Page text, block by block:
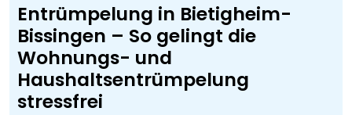
Entrümpelung in Bietigheim-
Bissingen – So gelingt die
Wohnungs- und
Haushaltsentrümpelung
stressfrei